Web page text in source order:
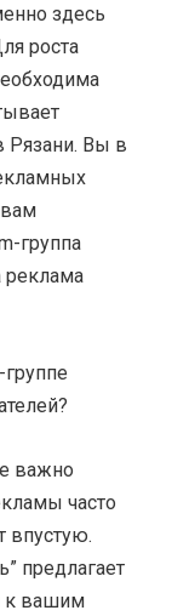
здесь
роста
Рязани. Вы в
группа
реклама
важно
часто
впустую.
предлагает
к вашим